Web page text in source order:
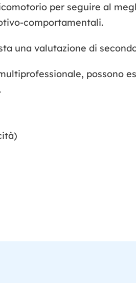
per seguire al
comportamentali.
una valutazione di
possono
.